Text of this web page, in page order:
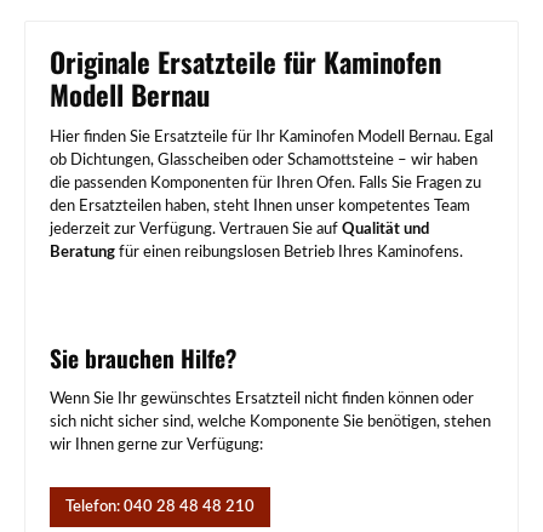
Originale Ersatzteile für Kaminofen
Modell Bernau
Hier finden Sie Ersatzteile für Ihr Kaminofen Modell Bernau. Egal
ob Dichtungen, Glasscheiben oder Schamottsteine – wir haben
die passenden Komponenten für Ihren Ofen. Falls Sie Fragen zu
den Ersatzteilen haben, steht Ihnen unser kompetentes Team
jederzeit zur Verfügung. Vertrauen Sie auf Qualität und
Beratung für einen reibungslosen Betrieb Ihres Kaminofens.
Sie brauchen Hilfe?
Wenn Sie Ihr gewünschtes Ersatzteil nicht finden können oder
sich nicht sicher sind, welche Komponente Sie benötigen, stehen
wir Ihnen gerne zur Verfügung:
Telefon: 040 28 48 48 210